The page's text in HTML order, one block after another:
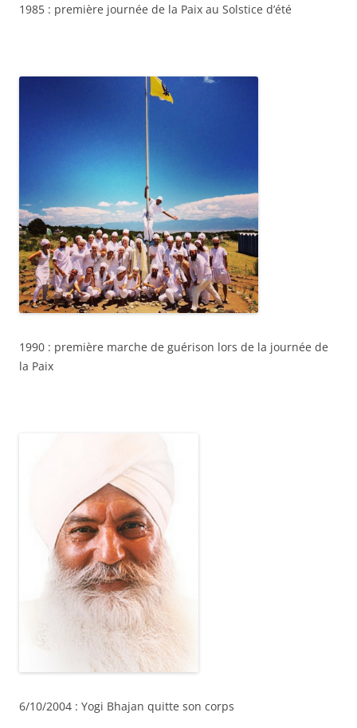
1985 : première journée de la Paix au Solstice d’été
1990 : première marche de guérison lors de la journée de
la Paix
6/10/2004 : Yogi Bhajan quitte son corps